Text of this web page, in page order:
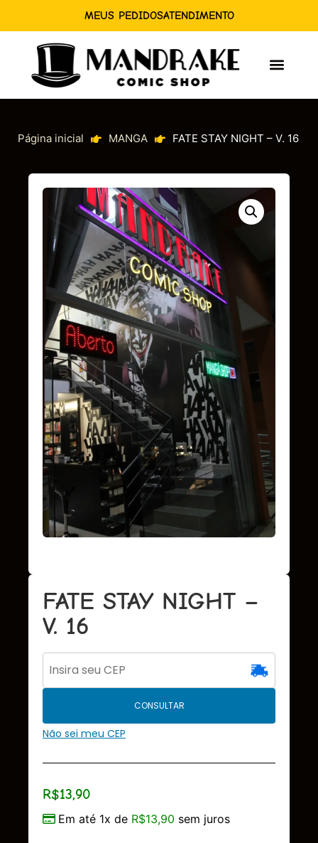
MEUS PEDIDOSATENDIMENTO
Página inicial MANGA FATE STAY NIGHT – V. 16
FATE STAY NIGHT –
V. 16
CONSULTAR
Não sei meu CEP
R$13,90
Em até 1x de R$13,90 sem juros